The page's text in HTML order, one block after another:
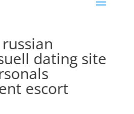
dating site
escort